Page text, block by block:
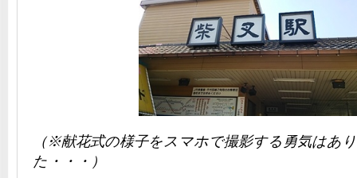
（※献花式の様子をスマホで撮影する勇気はあ
た・・・）